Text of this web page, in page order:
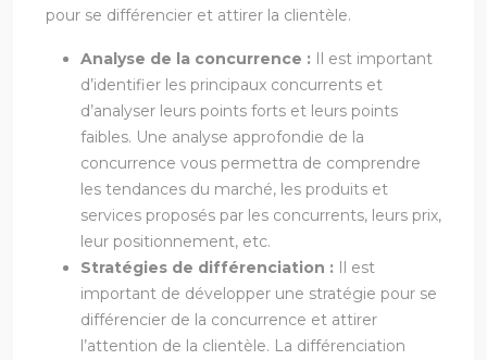
pour se différencier et attirer la clientèle.
Analyse de la concurrence : Il est important
d’identifier les principaux concurrents et
d’analyser leurs points forts et leurs points
faibles. Une analyse approfondie de la
concurrence vous permettra de comprendre
les tendances du marché, les produits et
services proposés par les concurrents, leurs prix,
leur positionnement, etc.
Stratégies de différenciation : Il est
important de développer une stratégie pour se
différencier de la concurrence et attirer
l’attention de la clientèle. La différenciation